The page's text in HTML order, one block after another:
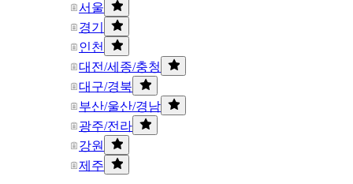
서울
경기
인천
대전/세종/충청
대구/경북
부산/울산/경남
광주/전라
강원
제주